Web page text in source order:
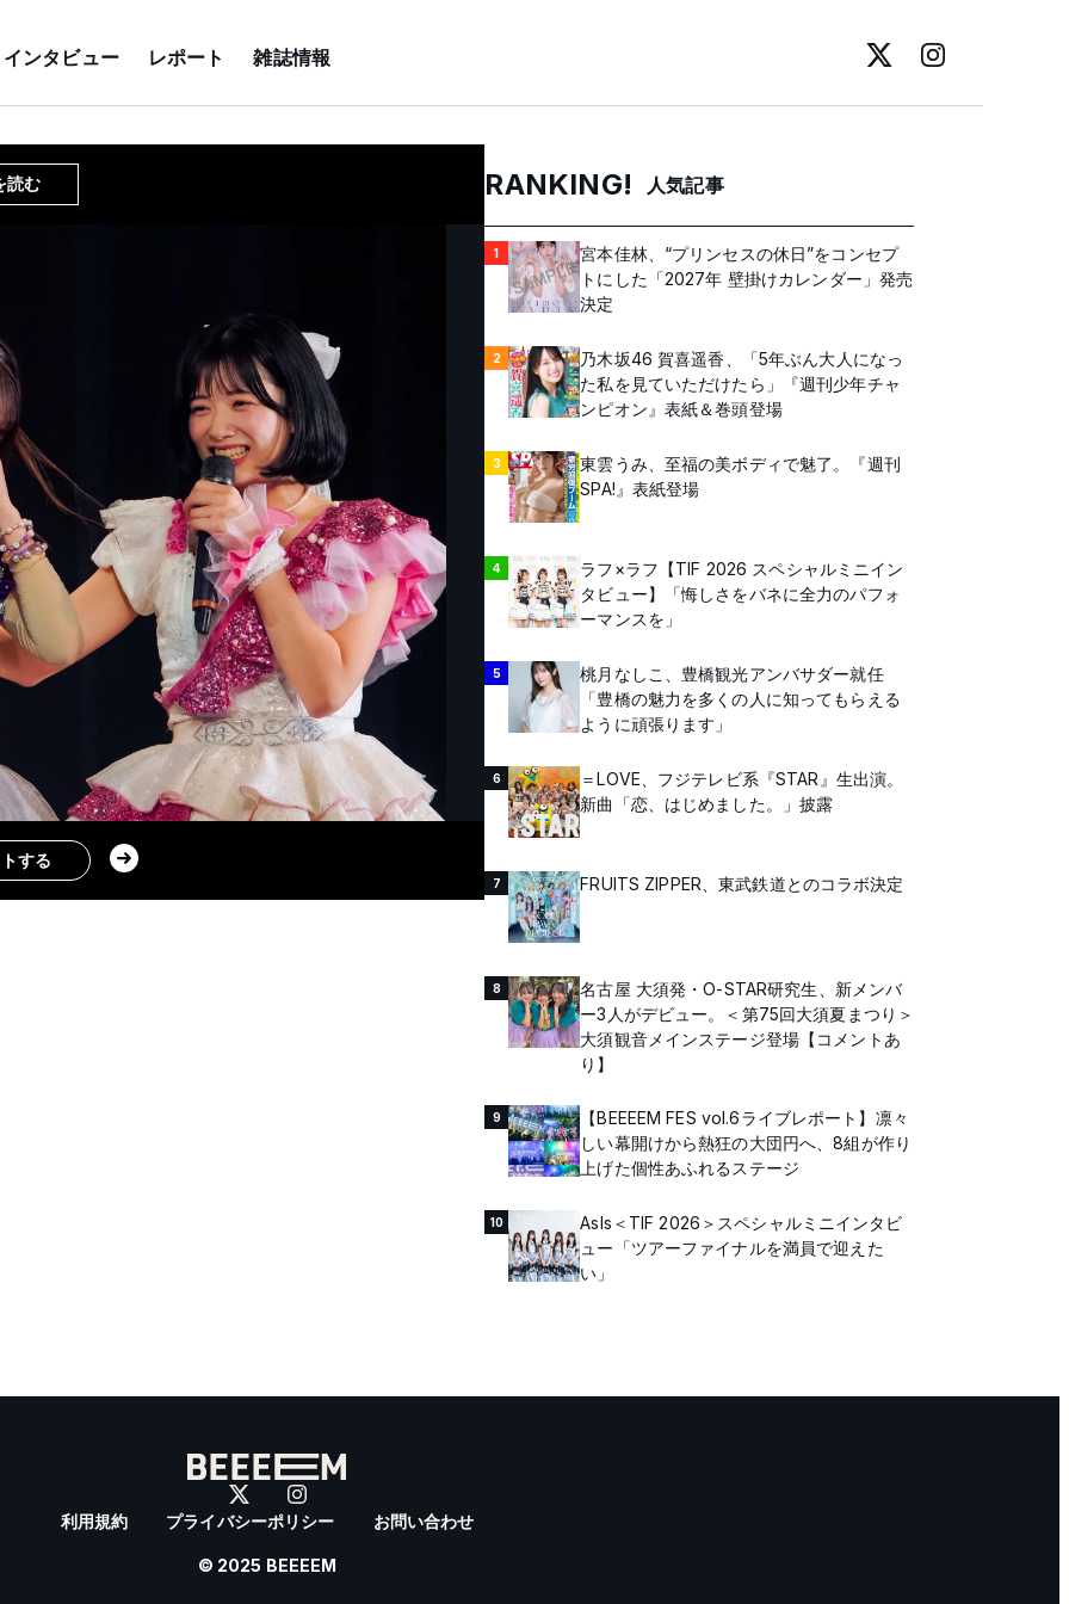
インタビュー レポート 雑誌情報
読む
する
RANKING! 人気記事
1
宮本佳林、“プリンセスの休日”をコンセプ
トにした「2027年 壁掛けカレンダー」発売
決定
2
乃木坂46 賀喜遥香、「5年ぶん大人になっ
た私を見ていただけたら」『週刊少年チャ
ンピオン』表紙＆巻頭登場
3
東雲うみ、至福の美ボディで魅了。『週刊
SPA!』表紙登場
4
ラフ×ラフ【TIF 2026 スペシャルミニイン
タビュー】「悔しさをバネに全力のパフォ
ーマンスを」
5
桃月なしこ、豊橋観光アンバサダー就任
「豊橋の魅力を多くの人に知ってもらえる
ように頑張ります」
6
＝LOVE、フジテレビ系『STAR』生出演。
新曲「恋、はじめました。」披露
7 FRUITS ZIPPER、東武鉄道とのコラボ決定
8
名古屋 大須発・O-STAR研究生、新メンバ
ー3人がデビュー。＜第75回大須夏まつり＞
大須観音メインステージ登場【コメントあ
り】
9
【BEEEEM FES vol.6ライブレポート】凛々
しい幕開けから熱狂の大団円へ、8組が作り
上げた個性あふれるステージ
10
AsIs＜TIF 2026＞スペシャルミニインタビ
ュー「ツアーファイナルを満員で迎えた
い」
利用規約 プライバシーポリシー お問い合わせ
© 2025 BEEEEM